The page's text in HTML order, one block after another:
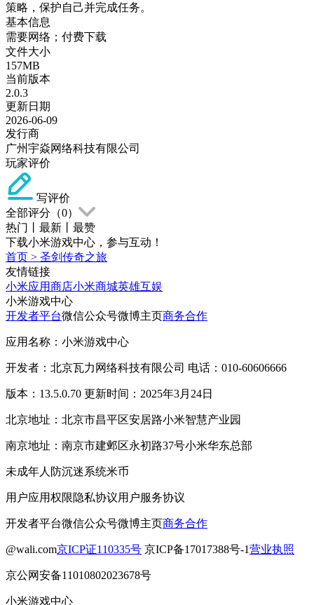
策略，保护自己并完成任务。
基本信息
需要网络；付费下载
文件大小
157MB
当前版本
2.0.3
更新日期
2026-06-09
发行商
广州宇焱网络科技有限公司
玩家评价
写评价
全部评分（0）
热门
最新
最赞
下载小米游戏中心，参与互动！
首页 > 圣剑传奇之旅
友情链接
小米应用商店小米商城英雄互娱
小米游戏中心
开发者平台微信公众号微博主页商务合作
应用名称：小米游戏中心
开发者：北京瓦力网络科技有限公司 电话：010-60606666
版本：13.5.0.70 更新时间：2025年3月24日
北京地址：北京市昌平区安居路小米智慧产业园
南京地址：南京市建邺区永初路37号小米华东总部
未成年人防沉迷系统米币
用户应用权限隐私协议用户服务协议
开发者平台微信公众号微博主页商务合作
@wali.com京ICP证110335号 京ICP备17017388号-1营业执照
京公网安备11010802023678号
小米游戏中心